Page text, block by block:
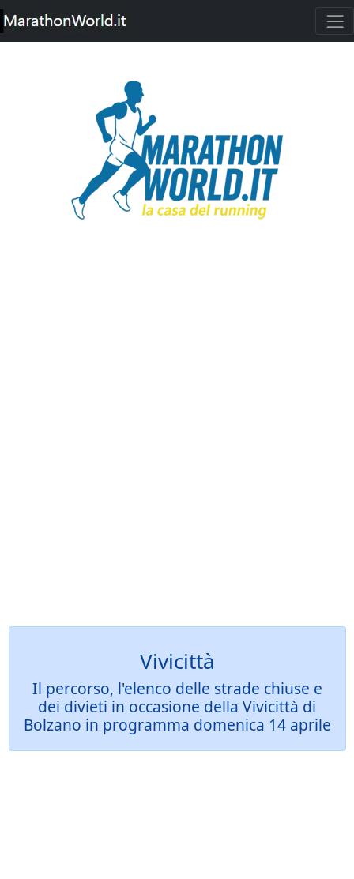
Vivicittà
Il percorso, l'elenco delle strade chiuse e
dei divieti in occasione della Vivicittà di
Bolzano in programma domenica 14 aprile